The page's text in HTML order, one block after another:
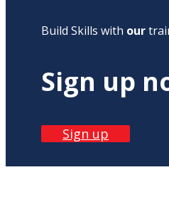
Build Skills with our
Sign up
Sign up